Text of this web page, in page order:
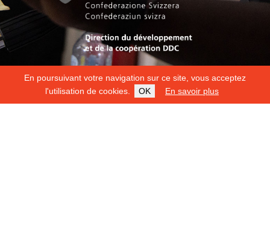
En poursuivant votre navigation sur ce site, vous acceptez
l'utilisation de cookies.
OK En savoir plus